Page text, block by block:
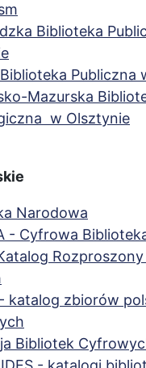
Biblioteka
Publiczna
Mazurska
w Olsztynie
Narodowa
- Cyfrowa
katalog zbiorów
Bibliotek